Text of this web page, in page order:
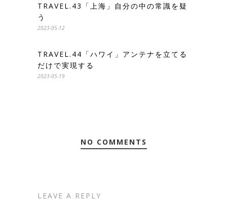
TRAVEL.43「上海」自分の中の常識を疑
う
2023-05-12
TRAVEL.44「ハワイ」アンテナを立てる
だけで実現する
2023-05-19
NO COMMENTS
LEAVE A REPLY